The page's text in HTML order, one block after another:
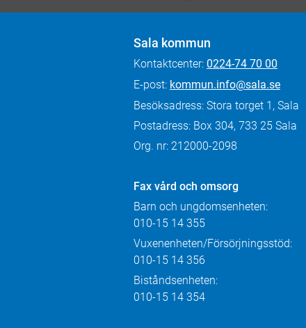
Sala kommun
Kontaktcenter: 0224-74 70 00
E-post: kommun.info@sala.se
Besöksadress: Stora torget 1, Sala
Postadress: Box 304, 733 25 Sala
Org. nr: 212000-2098
Fax vård och omsorg
Barn och ungdomsenheten:
010-15 14 355
Vuxenenheten/Försörjningsstöd:
010-15 14 356
Biståndsenheten:
010-15 14 354